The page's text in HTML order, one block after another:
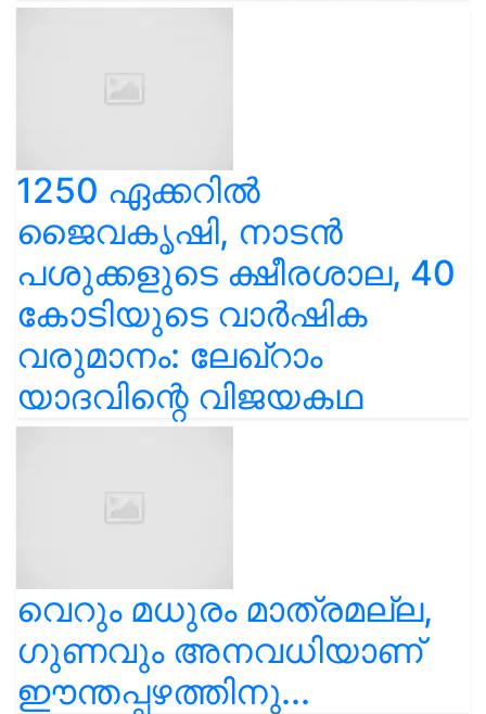
1250 ഏക്കറിൽ
ജൈവകൃഷി, നാടൻ
പശുക്കളുടെ ക്ഷീരശാല, 40
കോടിയുടെ വാർഷിക
വരുമാനം: ലേഖ്‌റാം
യാദവിന്റെ വിജയകഥ
വെറും മധുരം മാത്രമല്ല,
ഗുണവും അനവധിയാണ്
ഈന്തപ്പഴത്തിനു...